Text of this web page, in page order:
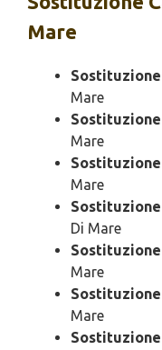
Mare
Mare
Mare
Mare
Di Mare
Mare
Mare